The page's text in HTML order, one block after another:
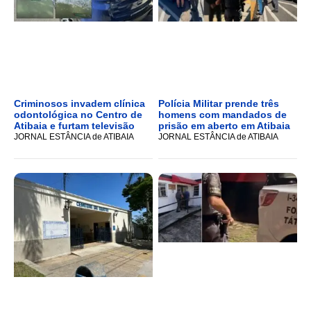
Criminosos invadem clínica
odontológica no Centro de
Atibaia e furtam televisão
JORNAL ESTÂNCIA de ATIBAIA
Polícia Militar prende três
homens com mandados de
prisão em aberto em Atibaia
JORNAL ESTÂNCIA de ATIBAIA